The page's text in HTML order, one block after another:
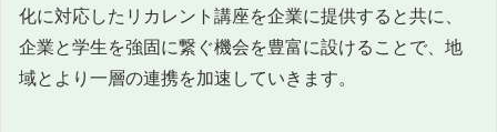
化に対応したリカレント講座を企業に提供すると共に、
企業と学生を強固に繋ぐ機会を豊富に設けることで、地
域とより一層の連携を加速していきます。